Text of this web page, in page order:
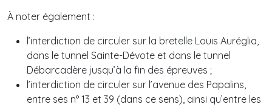
À noter également :
l’interdiction de circuler sur la bretelle Louis Auréglia,
dans le tunnel Sainte-Dévote et dans le tunnel
Débarcadère jusqu’à la fin des épreuves ;
l’interdiction de circuler sur l’avenue des Papalins,
entre ses n° 13 et 39 (dans ce sens), ainsi qu’entre les